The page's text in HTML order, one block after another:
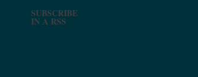
SUBSCRIBE
IN A RSS